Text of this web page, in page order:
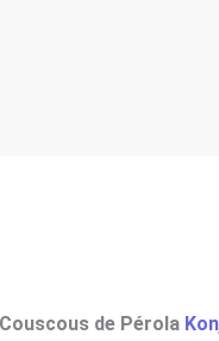
de Pérola